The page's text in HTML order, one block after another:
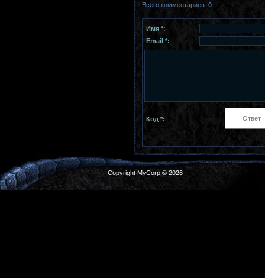
Всего комментариев: 0
Имя *:
Email *:
Код *:
Copyright MyCorp © 2026